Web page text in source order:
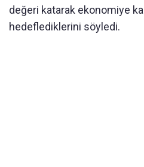
değeri katarak ekonomiye
hedeflediklerini söyledi.